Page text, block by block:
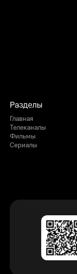
Разделы
Главная
Телеканалы
Фильмы
Сериалы